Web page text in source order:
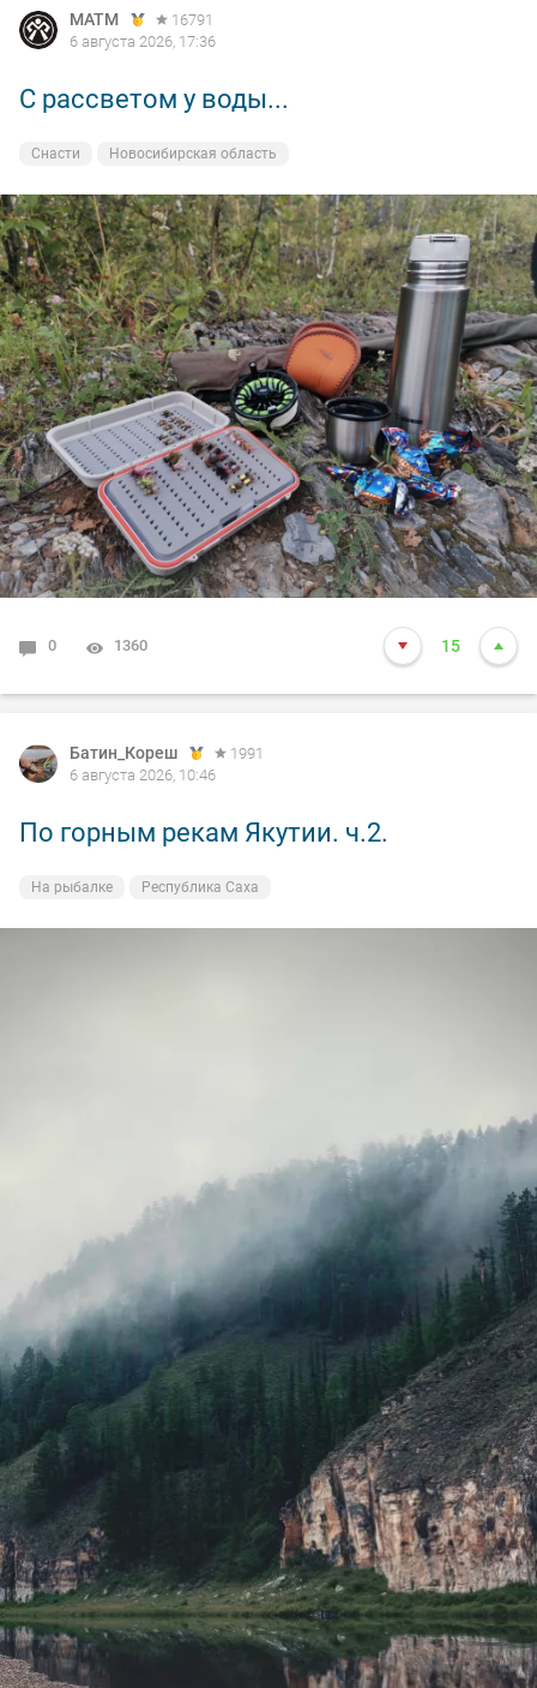
MATM
16791
6 августа 2026, 17:36
С рассветом у воды...
Снасти Новосибирская область
0 1360 15
Батин_Кореш
1991
6 августа 2026, 10:46
По горным рекам Якутии. ч.2.
На рыбалке Республика Саха